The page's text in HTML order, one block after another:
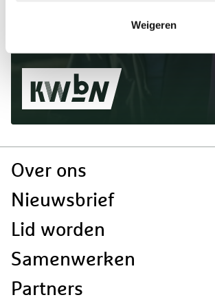
Weigeren
Doormat
Over ons
Nieuwsbrief
Lid worden
Samenwerken
Partners